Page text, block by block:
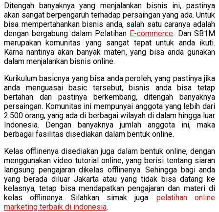
Ditengah banyaknya yang menjalankan bisnis ini, pastinya
akan sangat berpengaruh terhadap persaingan yang ada. Untuk
bisa mempertahankan bisnis anda, salah satu caranya adalah
dengan bergabung dalam Pelatihan E-commerce. Dan SB1M
merupakan komunitas yang sangat tepat untuk anda ikuti.
Karna nantinya akan banyak materi, yang bisa anda gunakan
dalam menjalankan bisnis online.
Kurikulum basicnya yang bisa anda peroleh, yang pastinya jika
anda menguasai basic tersebut, bisnis anda bisa tetap
bertahan dan pastinya berkembang, ditengah banyaknya
persaingan. Komunitas ini mempunyai anggota yang lebih dari
2.500 orang, yang ada di berbagai wilayah di dalam hingga luar
Indonesia. Dengan banyaknya jumlah anggota ini, maka
berbagai fasilitas disediakan dalam bentuk online.
Kelas offlinenya disediakan juga dalam bentuk online, dengan
menggunakan video tutorial online, yang berisi tentang siaran
langsung pengajaran dikelas offlinenya. Sehingga bagi anda
yang berada diluar Jakarta atau yang tidak bisa datang ke
kelasnya, tetap bisa mendapatkan pengajaran dan materi di
kelas offlinenya. Silahkan simak juga:pelatihan online
marketing terbaik di indonesia.